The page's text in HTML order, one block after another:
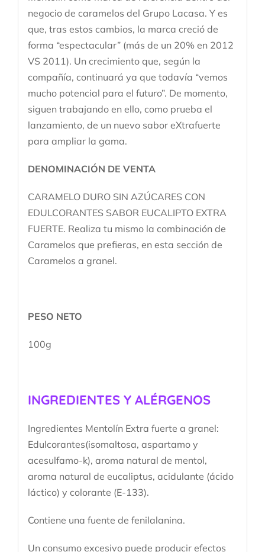
negocio de caramelos del Grupo Lacasa. Y es
que, tras estos cambios, la marca creció de
forma “espectacular” (más de un 20% en 2012
VS 2011). Un crecimiento que, según la
compañía, continuará ya que todavía “vemos
mucho potencial para el futuro”. De momento,
siguen trabajando en ello, como prueba el
lanzamiento, de un nuevo sabor eXtrafuerte
para ampliar la gama.
DENOMINACIÓN DE VENTA
CARAMELO DURO SIN AZÚCARES CON
EDULCORANTES SABOR EUCALIPTO EXTRA
FUERTE. Realiza tu mismo la combinación de
Caramelos que prefieras, en esta sección de
Caramelos a granel.
PESO NETO
100g
INGREDIENTES Y ALÉRGENOS
Ingredientes Mentolín Extra fuerte a granel:
Edulcorantes(isomaltosa, aspartamo y
acesulfamo-k), aroma natural de mentol,
aroma natural de eucaliptus, acidulante (ácido
láctico) y colorante (E-133).
Contiene una fuente de fenilalanina.
Un consumo excesivo puede producir efectos